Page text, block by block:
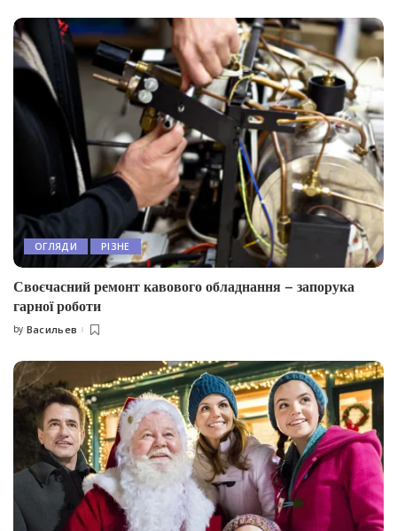
ОГЛЯДИ РІЗНЕ
Своєчасний ремонт кавового обладнання – запорука
гарної роботи
Posted
by Васильев